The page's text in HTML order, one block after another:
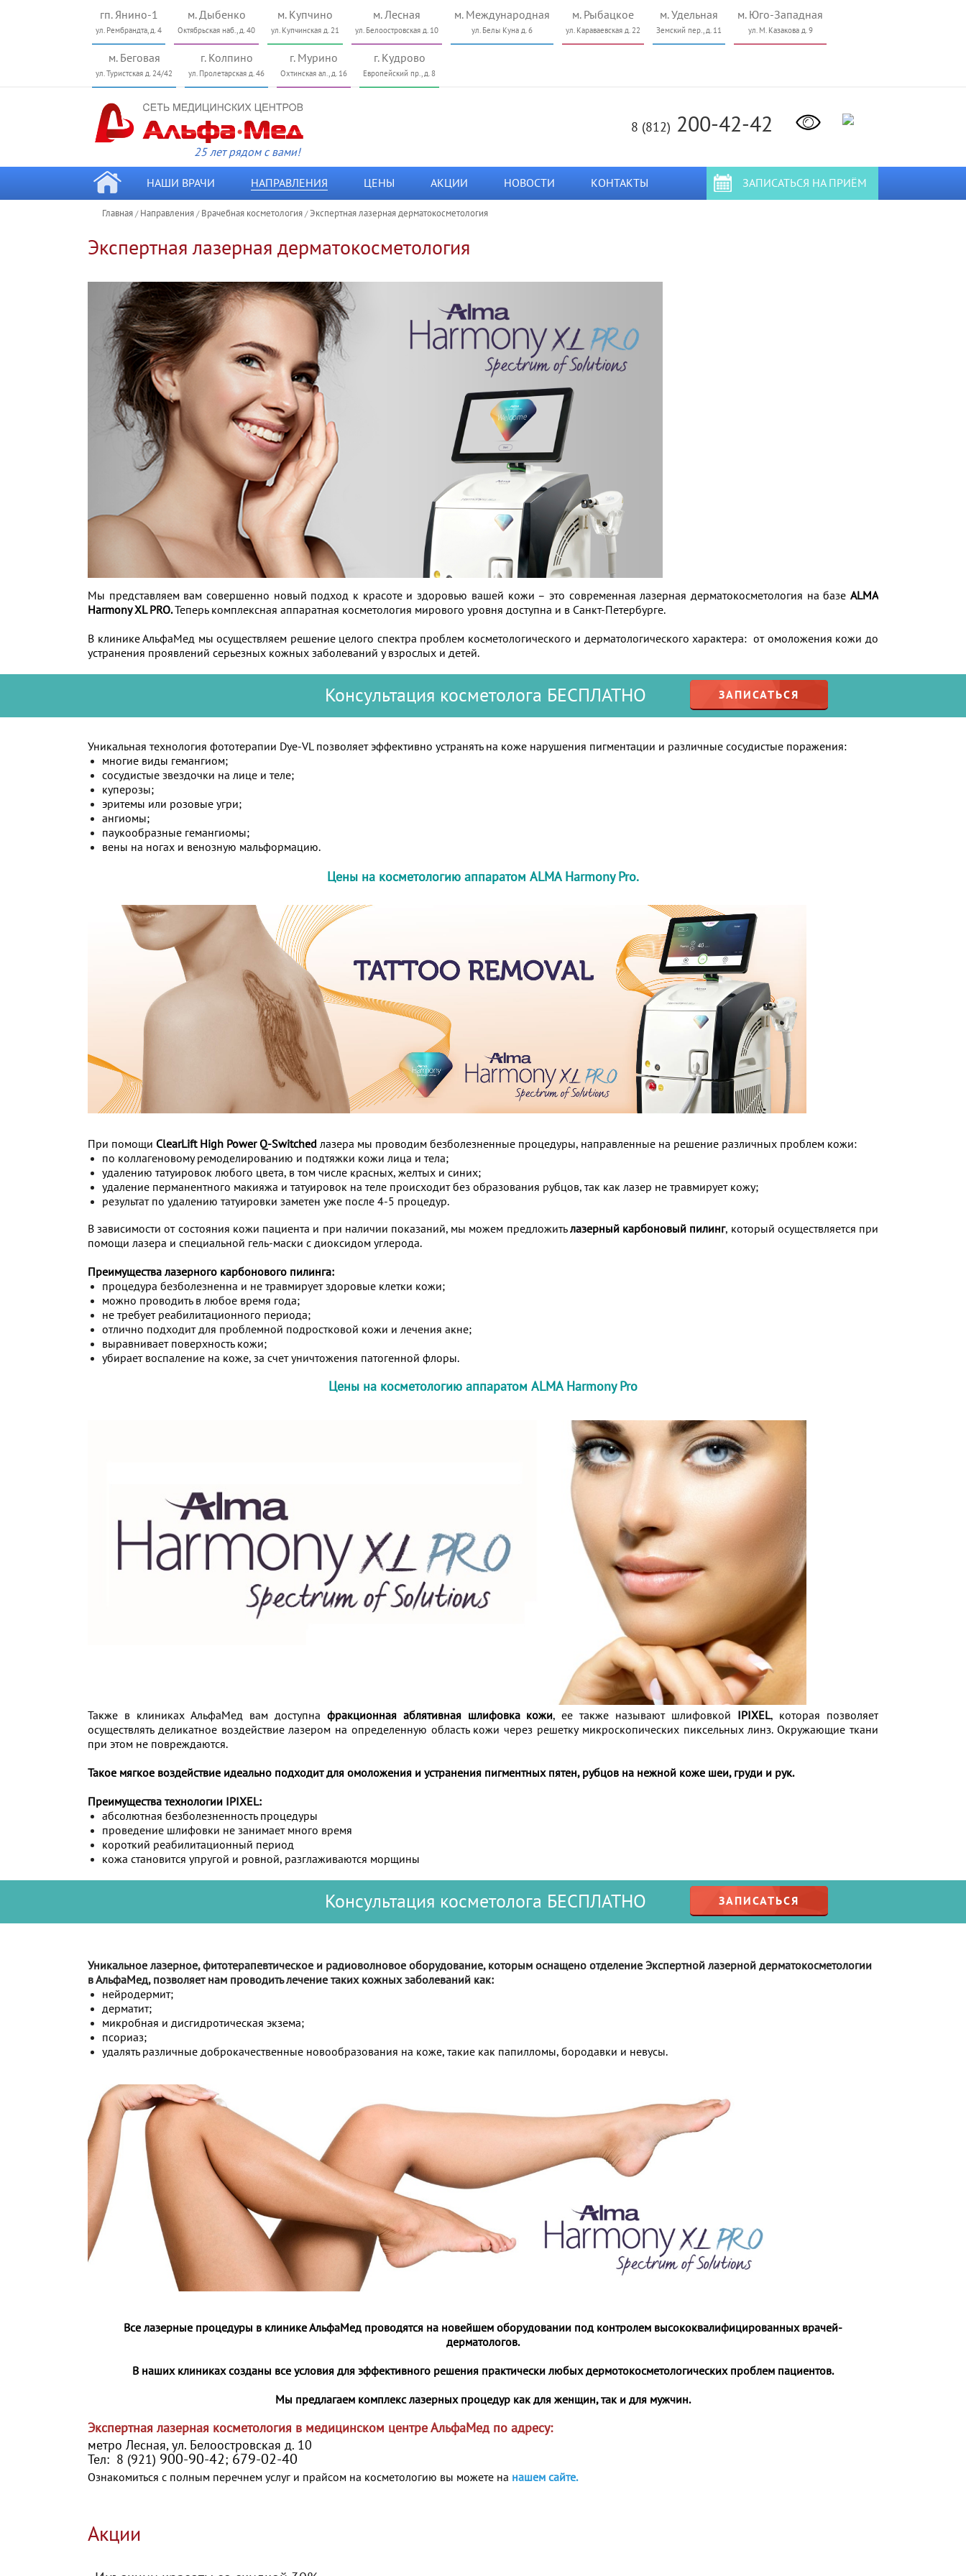
гп. Янино-1
ул. Рембрандта, д. 4
м. Дыбенко
Октябрьская наб., д. 40
м. Купчино
ул. Купчинская д. 21
м. Лесная
ул. Белоостровская д. 10
м. Международная
ул. Белы Куна д. 6
м. Рыбацкое
ул. Караваевская д. 22
м. Удельная
Земский пер., д. 11
м. Юго-Западная
ул. М. Казакова д. 9
м. Беговая
ул. Туристcкая д. 24/42
г. Колпино
ул. Пролетарская д. 46
г. Мурино
Охтинская ал., д. 16
г. Кудрово
Европейский пр., д. 8
8 (812) 200-42-42
25 лет рядом с вами!
ЗАПИСАТЬСЯ НА ПРИЁМ
НАШИ ВРАЧИ НАПРАВЛЕНИЯ ЦЕНЫ АКЦИИ НОВОСТИ КОНТАКТЫ
Главная / Направления / Врачебная косметология /Экспертная лазерная дерматокосметология
Экспертная лазерная дерматокосметология
Мы представляем вам совершенно новый подход к красоте и здоровью вашей кожи – это современная лазерная дерматокосметология на базе ALMA
Harmony XL PRO.Теперь комплексная аппаратная косметология мирового уровня доступна и в Санкт-Петербурге.
В клинике АльфаМед мы осуществляем решение целого спектра проблем косметологического и дерматологического характера: от омоложения кожи до
устранения проявлений серьезных кожных заболеваний у взрослых и детей.
Консультация косметолога БЕСПЛАТНО ЗАПИСАТЬСЯ
Уникальная технология фототерапии Dye-VL позволяет эффективно устранять на коже нарушения пигментации и различные сосудистые поражения:
многие виды гемангиом;
сосудистые звездочки на лице и теле;
куперозы;
эритемы или розовые угри;
ангиомы;
паукообразные гемангиомы;
вены на ногах и венозную мальформацию.
Цены на косметологию аппаратом ALMA Harmony Pro.
При помощи ClearLift High Power Q-Switched лазера мы проводим безболезненные процедуры, направленные на решение различных проблем кожи:
по коллагеновому ремоделированию и подтяжки кожи лица и тела;
удалению татуировок любого цвета, в том числе красных, желтых и синих;
удаление перманентного макияжа и татуировок на теле происходит без образования рубцов, так как лазер не травмирует кожу;
результат по удалению татуировки заметен уже после 4-5 процедур.
В зависимости от состояния кожи пациента и при наличии показаний, мы можем предложитьлазерный карбоновый пилинг, который осуществляется при
помощи лазера и специальной гель-маски с диоксидом углерода.
Преимущества лазерного карбонового пилинга:
процедура безболезненна и не травмирует здоровые клетки кожи;
можно проводить в любое время года;
не требует реабилитационного периода;
отлично подходит для проблемной подростковой кожи и лечения акне;
выравнивает поверхность кожи;
убирает воспаление на коже, за счет уничтожения патогенной флоры.
Цены на косметологию аппаратом ALMA Harmony Pro
Также в клиниках АльфаМед вам доступна фракционная аблятивная шлифовка кожи, ее также называют шлифовкой IPIXEL, которая позволяет
осуществлять деликатное воздействие лазером на определенную область кожи через решетку микроскопических пиксельных линз. Окружающие ткани
при этом не повреждаются.
Такое мягкое воздействие идеально подходит для омоложения и устранения пигментных пятен, рубцов на нежной коже шеи, груди и рук.
Преимущества технологии IPIXEL:
абсолютная безболезненность процедуры
проведение шлифовки не занимает много время
короткий реабилитационный период
кожа становится упругой и ровной, разглаживаются морщины
Консультация косметолога БЕСПЛАТНО ЗАПИСАТЬСЯ
Уникальное лазерное, фитотерапевтическое и радиоволновое оборудование, которым оснащено отделение Экспертной лазерной дерматокосметологии
в АльфаМед, позволяет нам проводить лечение таких кожных заболеваний как:
нейродермит;
дерматит;
микробная и дисгидротическая экзема;
псориаз;
удалять различные доброкачественные новообразования на коже, такие как папилломы, бородавки и невусы.
Все лазерные процедуры в клинике АльфаМед проводятся на новейшем оборудовании под контролем высококвалифицированных врачей-
дерматологов.
В наших клиниках созданы все условия для эффективного решения практически любых дермотокосметологических проблем пациентов.
Мы предлагаем комплекс лазерных процедур как для женщин, так и для мужчин.
Экспертная лазерная косметология в медицинском центре АльфаМед по адресу:
метро Лесная, ул. Белоостровская д. 10
Тел: 8 (921) 900-90-42; 679-02-40
Ознакомиться с полным перечнем услуг и прайсом на косметологию вы можете на нашем сайте.
Акции